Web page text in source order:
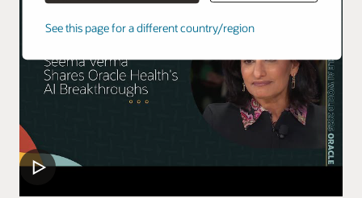
See this page for a different country/region